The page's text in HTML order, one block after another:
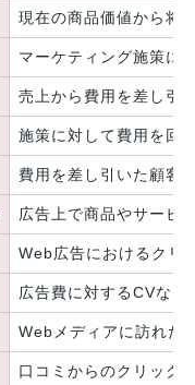
現在の商品価値から将
マーケティング施策に
売上から費用を差し引
施策に対して費用を回
費用を差し引いた顧客
広告上で商品やサービ
Web広告におけるクリ
広告費に対するCVなど
Webメディアに訪れた
口コミからのクリック